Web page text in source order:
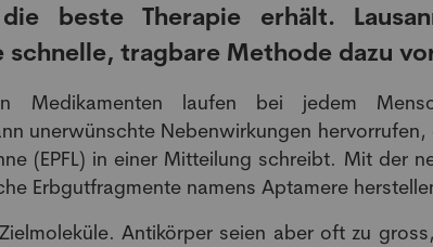
beste Therapie erhält.
schnelle, tragbare Methode dazu
Medikamenten laufen bei jedem
unerwünschte Nebenwirkungen hervorrufen,
(EPFL) in einer Mitteilung schreibt. Mit der
Erbgutfragmente namens Aptamere
Antikörper seien aber oft zu